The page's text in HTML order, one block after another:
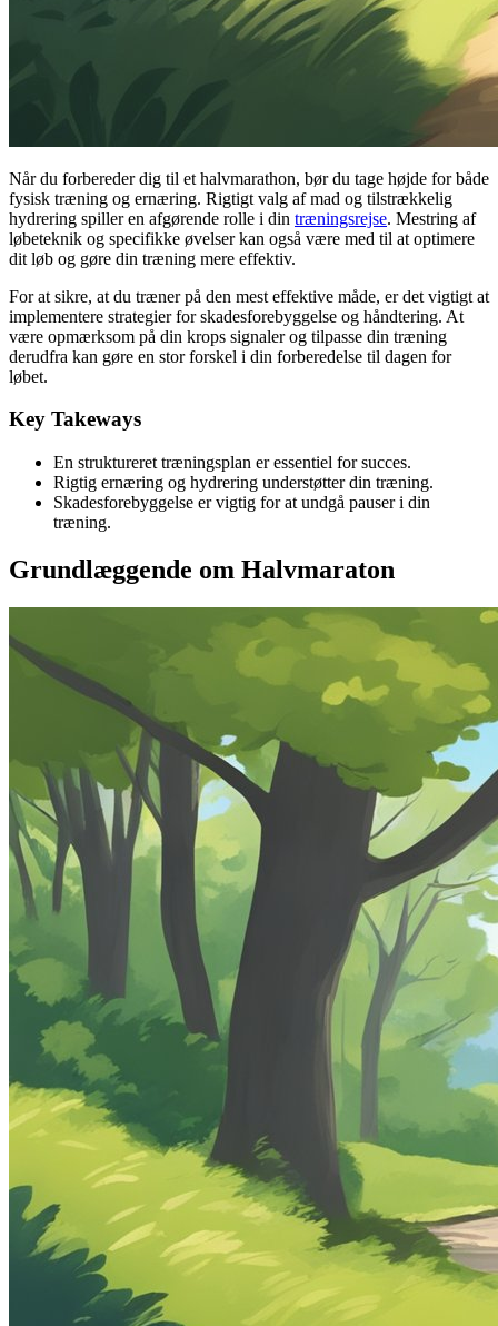
Når du forbereder dig til et halvmarathon, bør du tage højde for både
fysisk træning og ernæring. Rigtigt valg af mad og tilstrækkelig
hydrering spiller en afgørende rolle i din træningsrejse. Mestring af
løbeteknik og specifikke øvelser kan også være med til at optimere
dit løb og gøre din træning mere effektiv.
For at sikre, at du træner på den mest effektive måde, er det vigtigt at
implementere strategier for skadesforebyggelse og håndtering. At
være opmærksom på din krops signaler og tilpasse din træning
derudfra kan gøre en stor forskel i din forberedelse til dagen for
løbet.
Key Takeways
En struktureret træningsplan er essentiel for succes.
Rigtig ernæring og hydrering understøtter din træning.
Skadesforebyggelse er vigtig for at undgå pauser i din
træning.
Grundlæggende om Halvmaraton